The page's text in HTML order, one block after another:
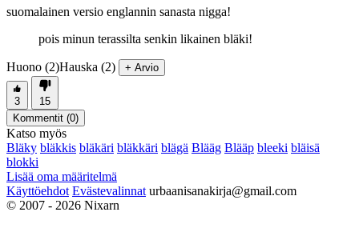
suomalainen versio englannin sanasta nigga!
pois minun terassilta senkin likainen bläki!
Huono (2)Hauska (2) + Arvio
3
15
Kommentit (0)
Katso myös
Bläky bläkkis bläkäri bläkkäri blägä Blääg Blääp bleeki bläisä
blokki
Lisää oma määritelmä
Käyttöehdot Evästevalinnat urbaanisanakirja@gmail.com
© 2007 - 2026 Nixarn